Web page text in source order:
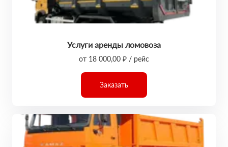
Услуги аренды ломовоза
от 18 000,00 ₽ / рейс
Заказать